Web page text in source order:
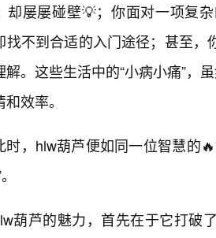
却屡屡碰壁💡；你面对一项复
找不到合适的入门途径；甚至
解。这些生活中的“小病小痛”，
效率。
时，hlw葫芦便如同一位智慧的
葫芦的魅力，首先在于它打破